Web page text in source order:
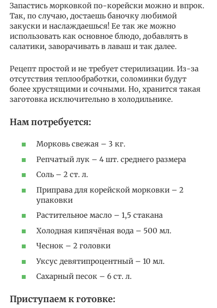
Запастись морковкой по-корейски можно и впрок.
Так, по случаю, достаешь баночку любимой
закуски и наслаждаешься! Ее так же можно
использовать как основное блюдо, добавлять в
салатики, заворачивать в лаваш и так далее.
Рецепт простой и не требует стерилизации. Из-за
отсутствия теплообработки, соломинки будут
более хрустящими и сочными. Но, хранится такая
заготовка исключительно в холодильнике.
Нам потребуется:
Морковь свежая – 3 кг.
Репчатый лук – 4 шт. среднего размера
Соль – 2 ст. л.
Приправа для корейской морковки – 2
упаковки
Растительное масло – 1,5 стакана
Холодная кипячёная вода – 500 мл.
Чеснок – 2 головки
Уксус девятипроцентный – 10 мл.
Сахарный песок – 6 ст. л.
Приступаем к готовке: